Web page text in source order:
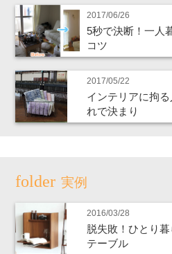
2017/06/26
5秒で決断！一人
コツ
2017/05/22
インテリアに拘
れで決まり
実例
2016/03/28
脱失敗！ひとり
テーブル